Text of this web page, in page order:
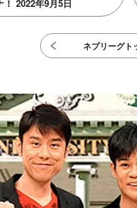
！ 2022年9月5日
ネプリーグト